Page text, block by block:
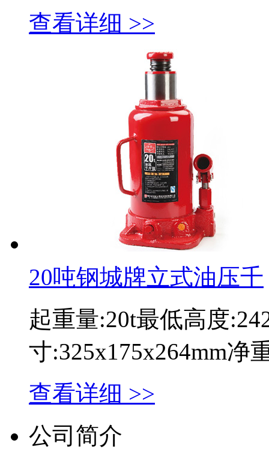
查看详细 >>
20吨钢城牌立式油压千
起重量:20t最低高度
寸:325x175x264mm
查看详细 >>
公司简介